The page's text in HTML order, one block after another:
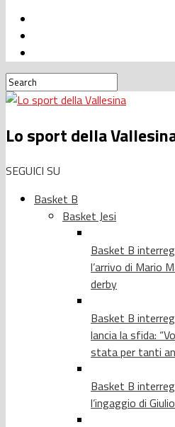
Lo sport della
SEGUICI SU
Basket B
Basket Jesi
Basket B
l’arrivo di Mario
derby
Basket B
lancia la sfida:
stata per tanti
Basket B
l’ingaggio di